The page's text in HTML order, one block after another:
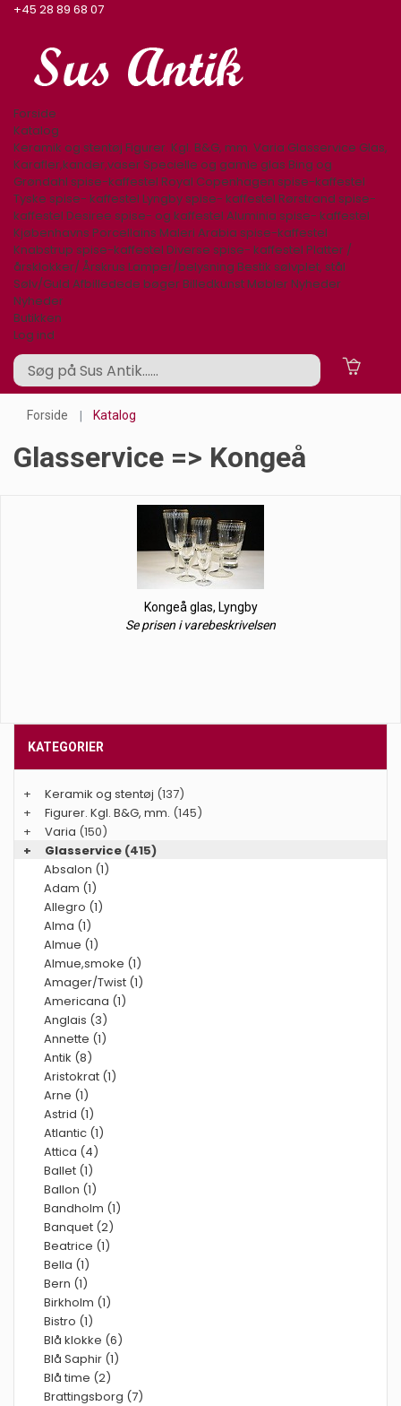
+45 28 89 68 07
Forside
Katalog
Keramik og stentøj Figurer. Kgl. B&G, mm. Varia Glasservice Glas,
Karafler,kander,vaser Specielle og gamle glas Bing og
Grøndahl spise-kaffestel Royal Copenhagen spise-kaffestel
Tyske spise- kaffestel Lyngby spise- kaffestel Rørstrand spise-
kaffestel Desiree spise- og kaffestel Aluminia spise- kaffestel
Kjøbenhavns Porcellains Maleri Arabia spise-kaffestel
Knabstrup spise-kaffestel Diverse spise- kaffestel Platter /
årsklokker/ Årskrus Lamper/belysning Bestik sølvplet, stål
Sølv/Guld Afbilledede bøger Billedkunst Møbler Nyheder
Nyheder
Butikken
Log ind
Forside Katalog
Glasservice => Kongeå
Kongeå glas, Lyngby
Se prisen i varebeskrivelsen
KATEGORIER
+ Keramik og stentøj (137)
+
Figurer. Kgl. B&G, mm. (145)
+
Varia (150)
+
Glasservice (415)
Absalon (1)
Adam (1)
Allegro (1)
Alma (1)
Almue (1)
Almue,smoke (1)
Amager/Twist (1)
Americana (1)
Anglais (3)
Annette (1)
Antik (8)
Aristokrat (1)
Arne (1)
Astrid (1)
Atlantic (1)
Attica (4)
Ballet (1)
Ballon (1)
Bandholm (1)
Banquet (2)
Beatrice (1)
Bella (1)
Bern (1)
Birkholm (1)
Bistro (1)
Blå klokke (6)
Blå Saphir (1)
Blå time (2)
Brattingsborg (7)